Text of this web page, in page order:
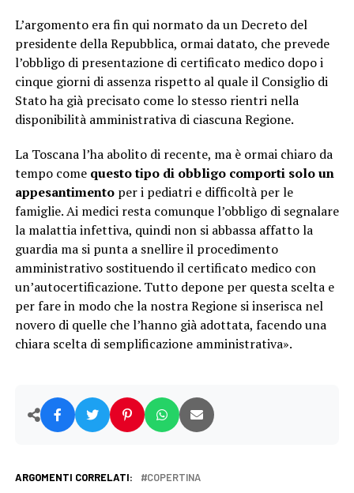
L’argomento era fin qui normato da un Decreto del
presidente della Repubblica, ormai datato, che prevede
l’obbligo di presentazione di certificato medico dopo i
cinque giorni di assenza rispetto al quale il Consiglio di
Stato ha già precisato come lo stesso rientri nella
disponibilità amministrativa di ciascuna Regione.
La Toscana l’ha abolito di recente, ma è ormai chiaro da
tempo come questo tipo di obbligo comporti solo un
appesantimentoper i pediatri e difficoltà per le
famiglie. Ai medici resta comunque l’obbligo di segnalare
la malattia infettiva, quindi non si abbassa affatto la
guardia ma si punta a snellire il procedimento
amministrativo sostituendo il certificato medico con
un’autocertificazione. Tutto depone per questa scelta e
per fare in modo che la nostra Regione si inserisca nel
novero di quelle che l’hanno già adottata, facendo una
chiara scelta di semplificazione amministrativa».
ARGOMENTI CORRELATI: COPERTINA